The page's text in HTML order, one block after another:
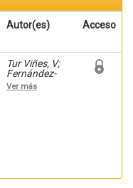
Autor(es) Acceso
Tur Viñes, V;
Fernández-
Poyatos, Mª
Dolores; Mira
Ver más